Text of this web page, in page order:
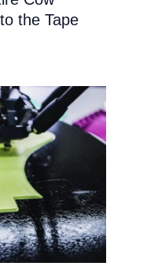
the Tape